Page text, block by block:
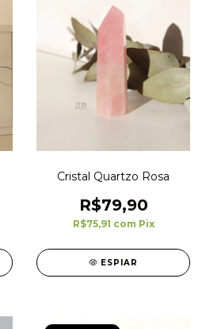
Cristal Quartzo Rosa
R$79,90
R$75,91 com Pix
ESPIAR